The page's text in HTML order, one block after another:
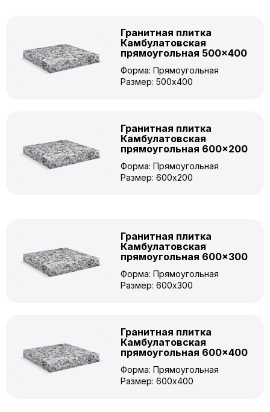
Гранитная плитка
Камбулатовская
прямоугольная 500×400
Форма: Прямоугольная
Размер: 500x400
Гранитная плитка
Камбулатовская
прямоугольная 600×200
Форма: Прямоугольная
Размер: 600x200
Гранитная плитка
Камбулатовская
прямоугольная 600×300
Форма: Прямоугольная
Размер: 600x300
Гранитная плитка
Камбулатовская
прямоугольная 600×400
Форма: Прямоугольная
Размер: 600x400